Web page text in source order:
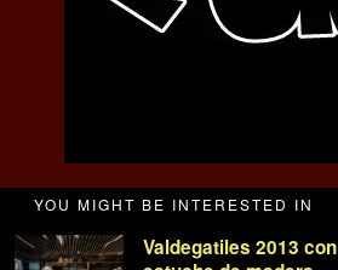
YOU MIGHT BE INTERESTED IN
Valdegatiles 2013 con